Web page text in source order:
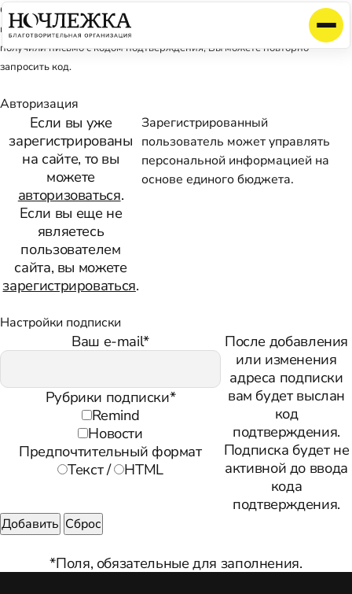
Сейчас на Ваш электронный адрес придет код подтверждения Вашей
подписки. Введите его, пожалуйста, в это поле. Если Вы еще не
получили письмо с кодом подтверждения, Вы можете повторно
запросить код.
Авторизация
Если вы уже
зарегистрированы
на сайте, то вы
можете
авторизоваться.
Если вы еще не
являетесь
пользователем
сайта, вы можете
зарегистрироваться.
Зарегистрированный
пользователь может управлять
персональной информацией на
основе единого бюджета.
Настройки подписки
Ваш e-mail*
Рубрики подписки*
Remind
Новости
Предпочтительный формат
Текст/ HTML
После добавления
или изменения
адреса подписки
вам будет выслан
код
подтверждения.
Подписка будет не
активной до ввода
кода
подтверждения.
*Поля, обязательные для заполнения.